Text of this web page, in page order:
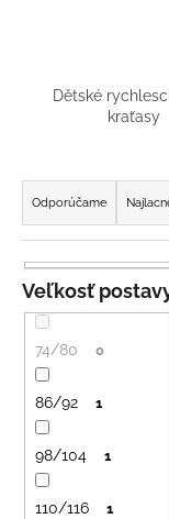
Dětské
kraťasy
R
a
d
e
n
i
e
p
o
d
u
Odporúčame
Veľkosť
74/80 0
86/92 1
98/104 1
110/116 1
?
O
d
p